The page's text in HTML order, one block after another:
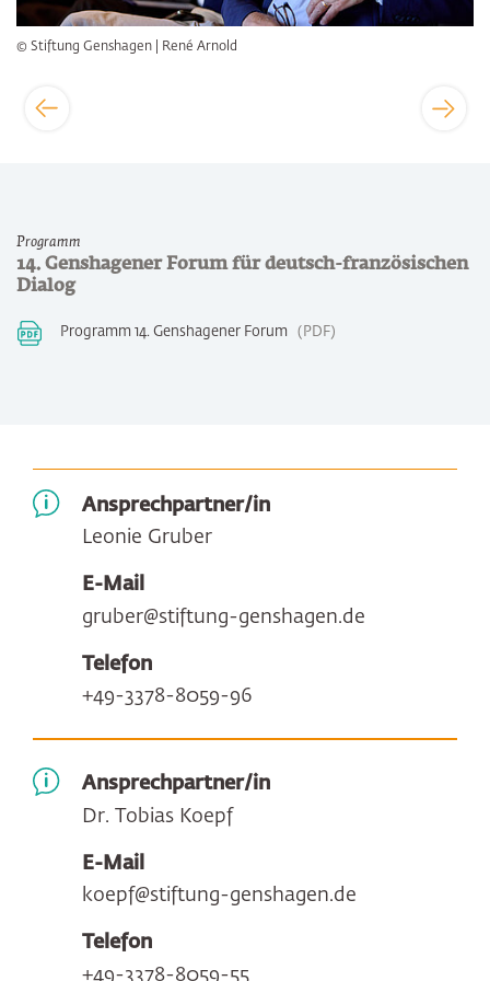
© Stiftung Genshagen | René Arnold
Programm
14. Genshagener Forum für deutsch-französischen
Dialog
Programm 14. Genshagener Forum PDF
Ansprechpartner/in
Leonie Gruber
E-Mail
gruber@stiftung-genshagen.de
Telefon
+49-3378-8059-96
Ansprechpartner/in
Dr. Tobias Koepf
E-Mail
koepf@stiftung-genshagen.de
Telefon
+49-3378-8059-55